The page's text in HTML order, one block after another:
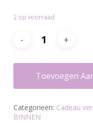
was:
€8.95.
2 op voorraad
Toevoegen
Categorieën: Cadeau
BINNEN